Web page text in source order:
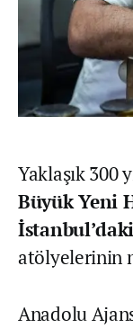
Yaklaşık 300
Büyük Yeni
İstanbul’daki
atölyelerinin
Anadolu